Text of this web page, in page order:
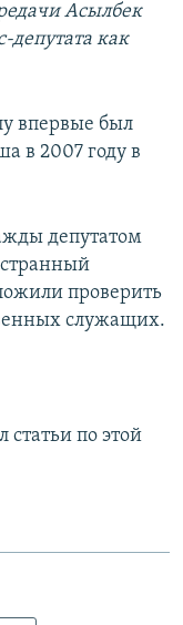
Асылбек
депутата как
впервые был
в 2007 году в
депутатом
проверить
служащих.
статьи по этой